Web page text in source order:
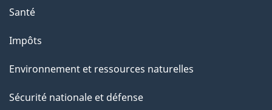
Santé
Impôts
Environnement et ressources naturelles
Sécurité nationale et défense